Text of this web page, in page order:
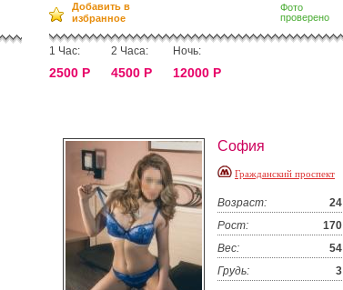
Добавить в
избранное
Фото
проверено
1 Час:
2500 Р
2 Часа:
4500 Р
Ночь:
12000 Р
София
Гражданский проспект
Возраст:
24
Рост:
170
Вес:
54
Грудь:
3